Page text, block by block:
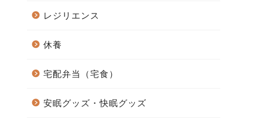
レジリエンス
休養
宅配弁当（宅食）
安眠グッズ・快眠グッズ